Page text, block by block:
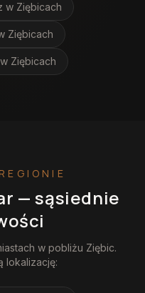
w Ziębicach
Ziębicach
w Ziębicach
— sąsiednie
w pobliżu Ziębic.
lokalizację: